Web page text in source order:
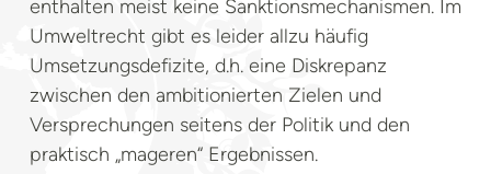
enthalten meist keine Sanktionsmechanismen. Im
Umweltrecht gibt es leider allzu häufig
Umsetzungsdefizite, d.h. eine Diskrepanz
zwischen den ambitionierten Zielen und
Versprechungen seitens der Politik und den
praktisch „mageren“ Ergebnissen.